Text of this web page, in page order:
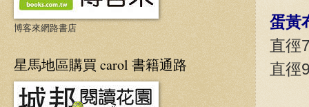
蛋黃
直徑
直徑
博客來網路書店
星馬地區購買 carol 書籍通路